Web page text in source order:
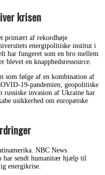
krisen
primært af rekordhøje
energipolitiske institut i
har fungeret som en bro mellem
en knapphedsressource.
som følge af en kombination af
19-pandemien, geopolitiske
russiske invasion af Ukraine har
usikkerhed om europæiske
NBC News
har sendt humanitær hjælp til
energikrise.